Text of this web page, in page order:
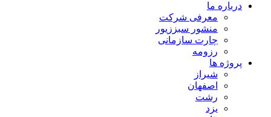
درباره ما
معرفی شرکت
منشور سبززیور
چارت سازمانی
رزومه
پروژه ها
شیراز
اصفهان
رشت
یزد